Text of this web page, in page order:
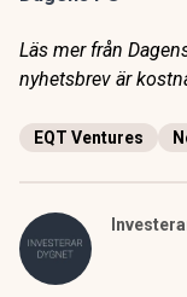
Läs mer från
nyhetsbrev är
EQT Ventures